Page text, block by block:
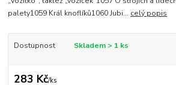
palety1059 Král knoflíků1060 Jubi... celý popis
Dostupnost Skladem > 1 ks
283 Kč/ks